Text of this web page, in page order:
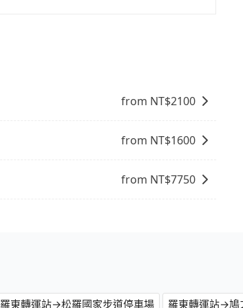
from NT$2100
from NT$1600
from NT$7750
羅東轉運站→松羅國家步道停車場 羅東轉運站→鳩